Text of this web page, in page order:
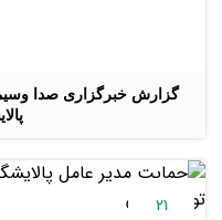
گزارش خبرگزاری صدا
21